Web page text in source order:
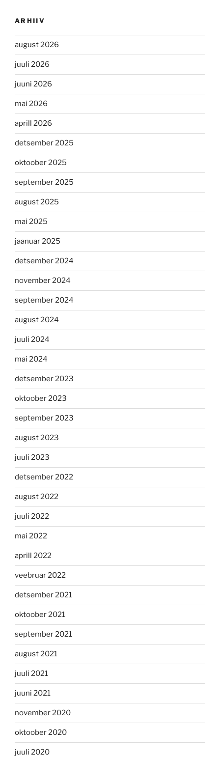
ARHIIV
august 2026
juuli 2026
juuni 2026
mai 2026
aprill 2026
detsember 2025
oktoober 2025
september 2025
august 2025
mai 2025
jaanuar 2025
detsember 2024
november 2024
september 2024
august 2024
juuli 2024
mai 2024
detsember 2023
oktoober 2023
september 2023
august 2023
juuli 2023
detsember 2022
august 2022
juuli 2022
mai 2022
aprill 2022
veebruar 2022
detsember 2021
oktoober 2021
september 2021
august 2021
juuli 2021
juuni 2021
november 2020
oktoober 2020
juuli 2020